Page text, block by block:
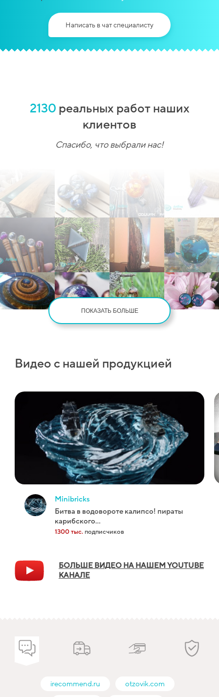
Написать в чат специалисту
2130 реальных работ наших
клиентов
Спасибо, что выбрали нас!
ПОКАЗАТЬ БОЛЬШЕ
Видео с нашей продукцией
minibricks
битва в водовороте калипсо! пираты
карибского...
1300 тыс. подписчиков
БОЛЬШЕ ВИДЕО НА НАШЕМ YOUTUBE
КАНАЛЕ
irecommend.ru
otzovik.com